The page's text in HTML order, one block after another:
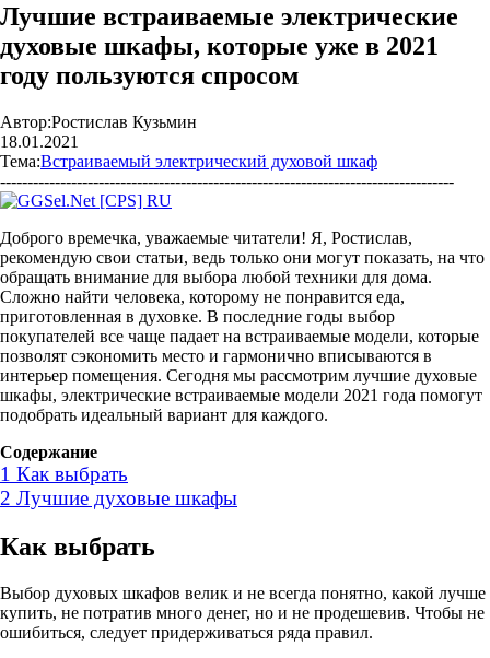
Лучшие встраиваемые электрические
духовые шкафы, которые уже в 2021
году пользуются спросом
Автор:Ростислав Кузьмин
18.01.2021
Тема:Встраиваемый электрический духовой шкаф
-----------------------------------------------------------------------------------
Доброго времечка, уважаемые читатели! Я, Ростислав,
рекомендую свои статьи, ведь только они могут показать, на что
обращать внимание для выбора любой техники для дома.
Сложно найти человека, которому не понравится еда,
приготовленная в духовке. В последние годы выбор
покупателей все чаще падает на встраиваемые модели, которые
позволят сэкономить место и гармонично вписываются в
интерьер помещения. Сегодня мы рассмотрим лучшие духовые
шкафы, электрические встраиваемые модели 2021 года помогут
подобрать идеальный вариант для каждого.
Содержание
1 Как выбрать
2 Лучшие духовые шкафы
Как выбрать
Выбор духовых шкафов велик и не всегда понятно, какой лучше
купить, не потратив много денег, но и не продешевив. Чтобы не
ошибиться, следует придерживаться ряда правил.